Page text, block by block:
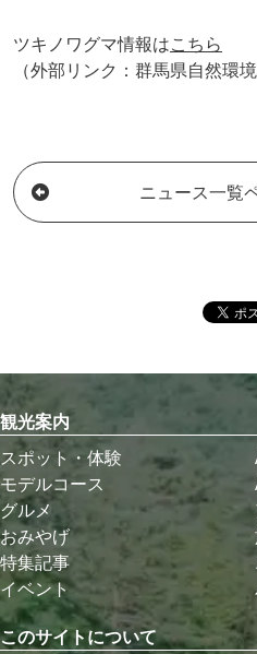
ツキノワグマ情報はこちら
（外部リンク：群馬県自然環境
ニュース一覧
観光案内
スポット・体験
モデルコース
グルメ
おみやげ
特集記事
イベント
このサイトについて